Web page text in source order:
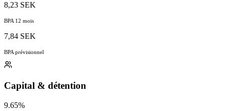
8,23 SEK
BPA 12 mois
7,84 SEK
BPA prévisionnel
Capital & détention
9.65%